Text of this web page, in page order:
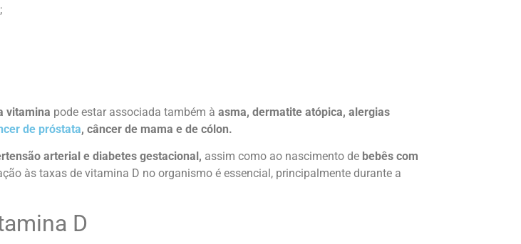
vitamina pode estar associada também à asma, dermatite atópica, alergias
de próstata, câncer de mama e de cólon.
arterial e diabetes gestacional, assim como ao nascimento de bebês com
às taxas de vitamina D no organismo é essencial, principalmente durante a
D